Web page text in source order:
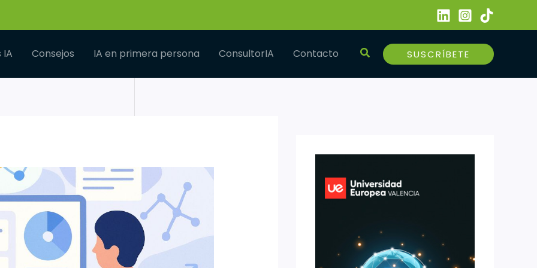
IA Consejos IA en primera persona ConsultorIA Contacto Buscar SUSCRÍBETE